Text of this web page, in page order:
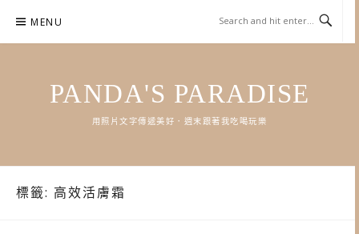
content
MENU
PANDA'S PARADISE
用照片文字傳遞美好．週末跟著我吃喝玩樂
標籤: 高效活膚霜